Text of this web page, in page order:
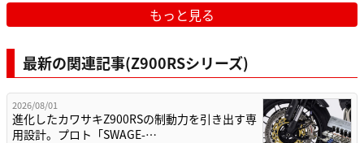
もっと見る
最新の関連記事(Z900RSシリーズ)
2026/08/01
進化したカワサキZ900RSの制動力を引き出す専
用設計。プロト「SWAGE-…